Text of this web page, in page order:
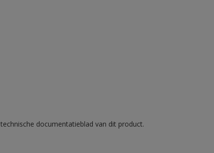
documentatieblad van dit product.